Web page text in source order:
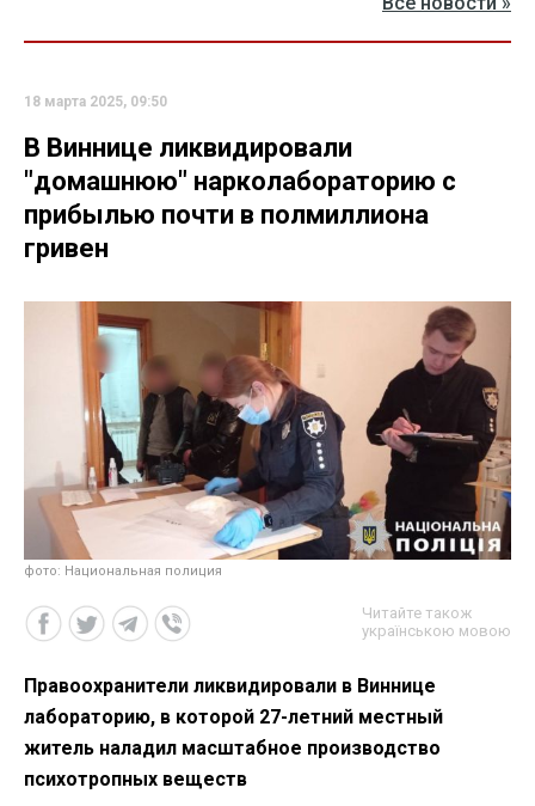
18 марта 2025, 09:50
В Виннице ликвидировали
"домашнюю" нарколабораторию с
прибылью почти в полмиллиона
гривен
фото: Национальная полиция
Читайте також
українською мовою
Правоохранители ликвидировали в Виннице
лабораторию, в которой 27-летний местный
житель наладил масштабное производство
психотропных веществ